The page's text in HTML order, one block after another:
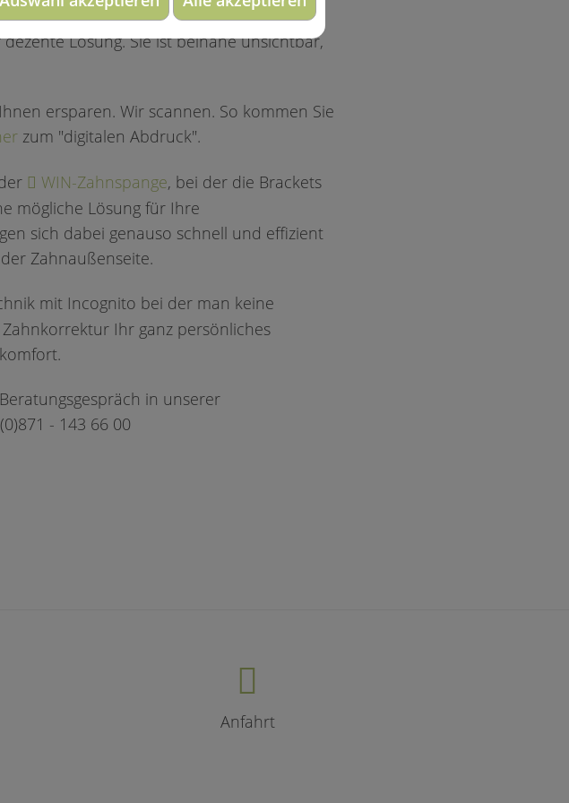
, einer transparenten Schienentherapie
Lösung. Sie ist beinahe unsichtbar,
ersparen. Wir scannen. So kommen Sie
zum "digitalen Abdruck".
WIN-Zahnspange, bei der die Brackets
mögliche Lösung für Ihre
sich dabei genauso schnell und effizient
Zahnaußenseite.
mit Incognito bei der man keine
Ihr ganz persönliches
in unserer
- 143 66 00
Anfahrt